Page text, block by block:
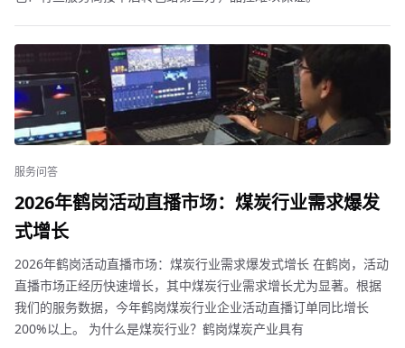
服务问答
2026年鹤岗活动直播市场：煤炭行业需求爆发
式增长
2026年鹤岗活动直播市场：煤炭行业需求爆发式增长 在鹤岗，活动
直播市场正经历快速增长，其中煤炭行业需求增长尤为显著。根据
我们的服务数据，今年鹤岗煤炭行业企业活动直播订单同比增长
200%以上。 为什么是煤炭行业？鹤岗煤炭产业具有